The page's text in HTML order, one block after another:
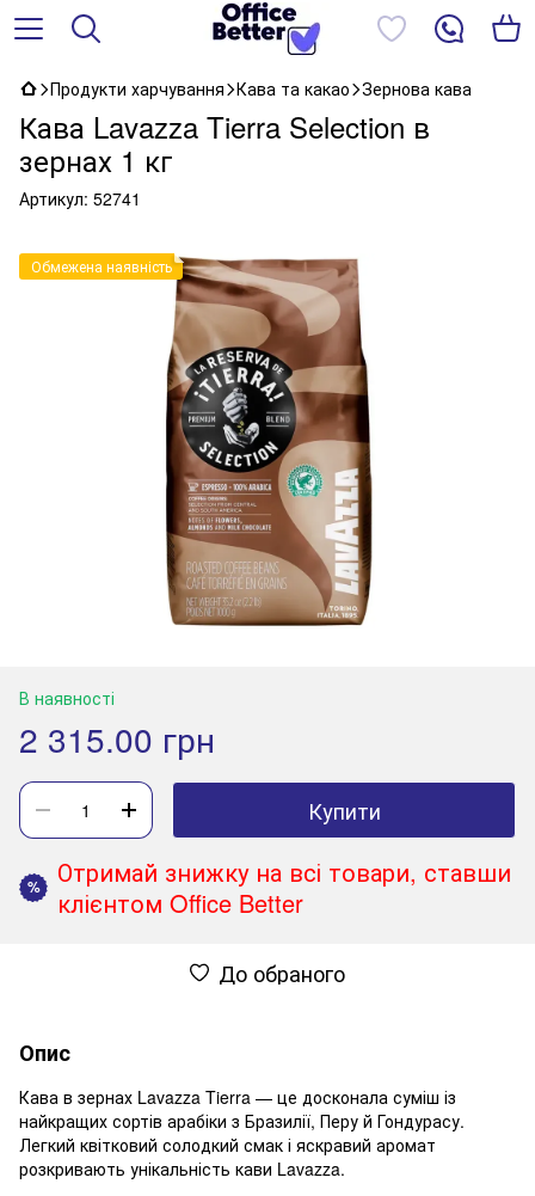
Продукти харчування Кава та какао Зернова кава
Кава Lavazza Tierra Selection в
зернах 1 кг
Артикул: 52741
Обмежена наявність
В наявності
2 315.00 грн
Купити
%
Отримай знижку на всі товари, ставши
клієнтом Office Better
До обраного
Опис
Кава в зернах Lavazza Tierra — це досконала суміш із
найкращих сортів арабіки з Бразилії, Перу й Гондурасу.
Легкий квітковий солодкий смак і яскравий аромат
розкривають унікальність кави Lavazza.